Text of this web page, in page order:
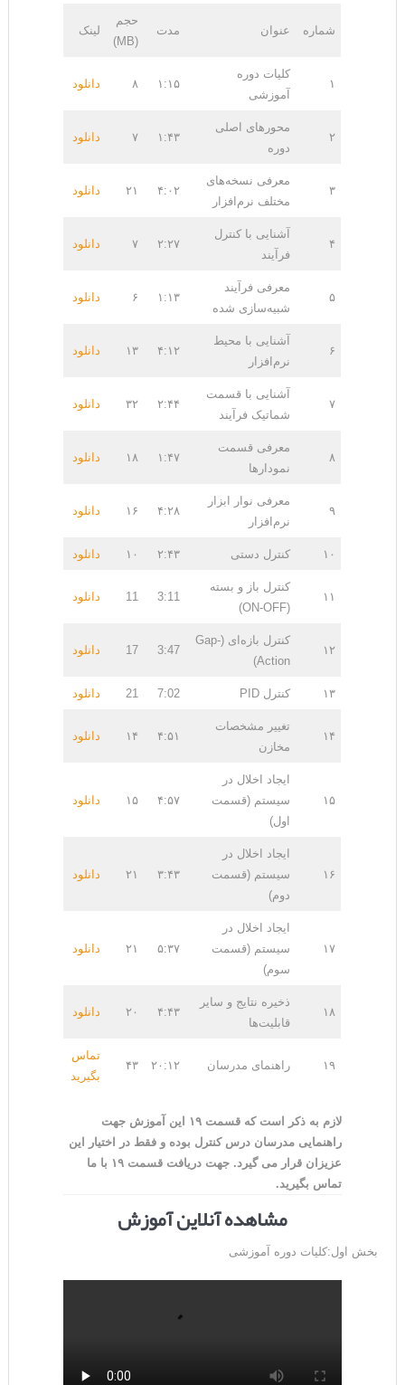
شماره عنوان مدت
حجم
(MB)
لینک
۱
کلیات دوره
آموزشی
۱:۱۵ ۸ دانلود
۲
محورهای اصلی
دوره
۱:۴۳ ۷ دانلود
۳
معرفی نسخه‌های
مختلف نرم‌افزار
۴:۰۲ ۲۱ دانلود
۴
آشنایی با کنترل
فرآیند
۲:۲۷ ۷ دانلود
۵
معرفی فرآیند
شبیه‌سازی شده
۱:۱۳ ۶ دانلود
۶
آشنایی با محیط
نرم‌افزار
۴:۱۲ ۱۳ دانلود
۷
آشنایی با قسمت
شماتیک فرآیند
۲:۴۴ ۳۲ دانلود
۸
معرفی قسمت
نمودارها
۱:۴۷ ۱۸ دانلود
۹
معرفی نوار ابزار
نرم‌افزار
۴:۲۸ ۱۶ دانلود
۱۰ کنترل دستی ۲:۴۳ ۱۰ دانلود
۱۱
کنترل باز و بسته
(ON-OFF)
3:11
11 دانلود
۱۲
کنترل بازه‌ای (Gap-
Action)
3:47
17 دانلود
۱۳ کنترل PID 7:02
21 دانلود
۱۴
تغییر مشخصات
مخازن
۴:۵۱ ۱۴ دانلود
۱۵
ایجاد اخلال در
سیستم (قسمت
اول)
۴:۵۷ ۱۵ دانلود
۱۶
ایجاد اخلال در
سیستم (قسمت
دوم)
۳:۴۳ ۲۱ دانلود
۱۷
ایجاد اخلال در
سیستم (قسمت
سوم)
۵:۳۷ ۲۱ دانلود
۱۸
ذخیره نتایج و سایر
قابلیت‌ها
۴:۴۳ ۲۰ دانلود
۱۹ راهنمای مدرسان ۲۰:۱۲ ۴۳
تماس
بگیرید
لازم به ذکر است که قسمت ۱۹ این آموزش جهت
راهنمایی مدرسان درس کنترل بوده و فقط در اختیار این
عزیزان قرار می گیرد. جهت دریافت قسمت ۱۹ با ما
تماس بگیرید.
مشاهده آنلاین آموزش
بخش اول:کلیات دوره آموزشی